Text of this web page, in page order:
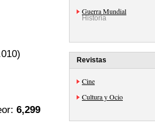
6,299
Guerra Mundial
Historia
Revistas
Cine
Cultura y Ocio